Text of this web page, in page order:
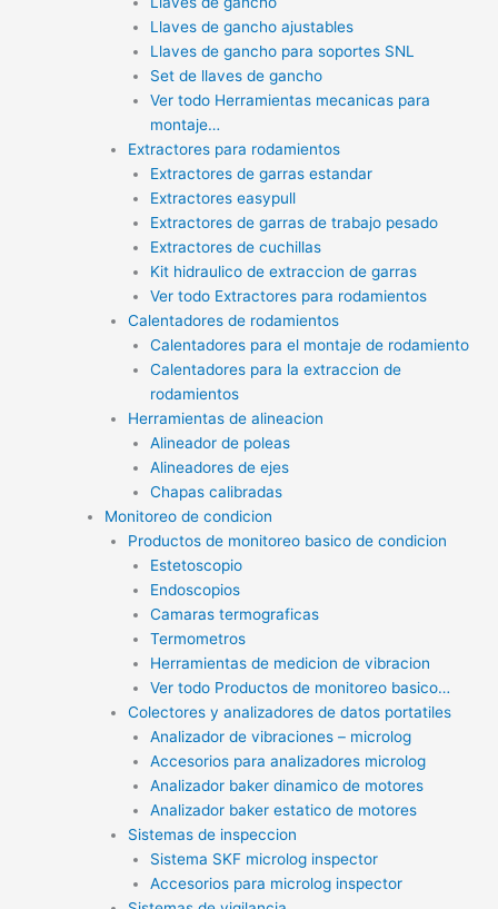
Llaves de gancho ajustables
Llaves de gancho para soportes SNL
Set de llaves de gancho
Ver todo Herramientas mecanicas para
montaje…
Extractores para rodamientos
Extractores de garras estandar
Extractores easypull
Extractores de garras de trabajo pesado
Extractores de cuchillas
Kit hidraulico de extraccion de garras
Ver todo Extractores para rodamientos
Calentadores de rodamientos
Calentadores para el montaje de rodamiento
Calentadores para la extraccion de
rodamientos
Herramientas de alineacion
Alineador de poleas
Alineadores de ejes
Chapas calibradas
Monitoreo de condicion
Productos de monitoreo basico de condicion
Estetoscopio
Endoscopios
Camaras termograficas
Termometros
Herramientas de medicion de vibracion
Ver todo Productos de monitoreo basico…
Colectores y analizadores de datos portatiles
Analizador de vibraciones – microlog
Accesorios para analizadores microlog
Analizador baker dinamico de motores
Analizador baker estatico de motores
Sistemas de inspeccion
Sistema SKF microlog inspector
Accesorios para microlog inspector